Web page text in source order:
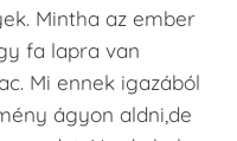
Mintha az ember
fa lapra van
Mi ennek igazából
ágyon aldni,de